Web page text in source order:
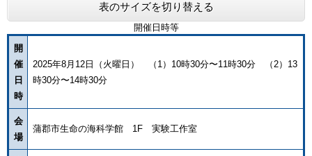
表のサイズを切り替える
開催日時等
開
催
日
時
2025年8月12日（火曜日） （1）10時30分〜11時30分 （2）13
時30分〜14時30分
会
場
蒲郡市生命の海科学館 1F 実験工作室